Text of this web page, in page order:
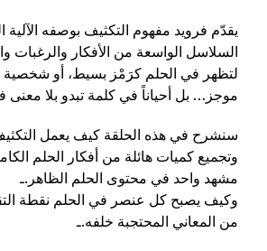
يقدّم فرويد مفهوم التكثيف بوصفه الآلية
السلاسل الواسعة من الأفكار والرغبات
لتظهر في الحلم كرَمْز بسيط، أو شخصية
موجز… بل أحياناً في كلمة تبدو بلا معنى
سنشرح في هذه الحلقة كيف يعمل
وتجميع كميات هائلة من أفكار الحلم
مشهد واحد في محتوى الحلم الظاهر.ـ
وكيف يصبح كل عنصر في الحلم نقطة
من المعاني المحتجبة خلفه.ـ